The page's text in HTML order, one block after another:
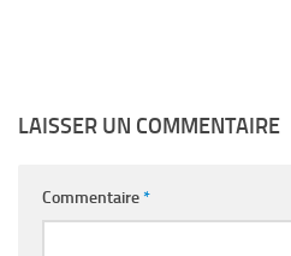
LAISSER UN COMMENTAIRE
Commentaire*